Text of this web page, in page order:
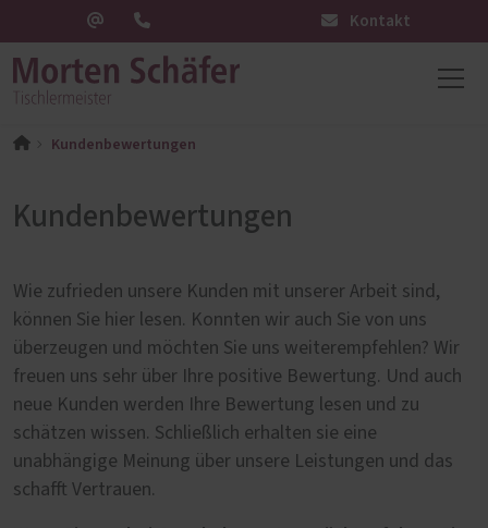
Kontakt
Kundenbewertungen
Kundenbewertungen
Wie zufrieden unsere Kunden mit unserer Arbeit sind,
können Sie hier lesen. Konnten wir auch Sie von uns
überzeugen und möchten Sie uns weiterempfehlen? Wir
freuen uns sehr über Ihre positive Bewertung. Und auch
neue Kunden werden Ihre Bewertung lesen und zu
schätzen wissen. Schließlich erhalten sie eine
unabhängige Meinung über unsere Leistungen und das
schafft Vertrauen.